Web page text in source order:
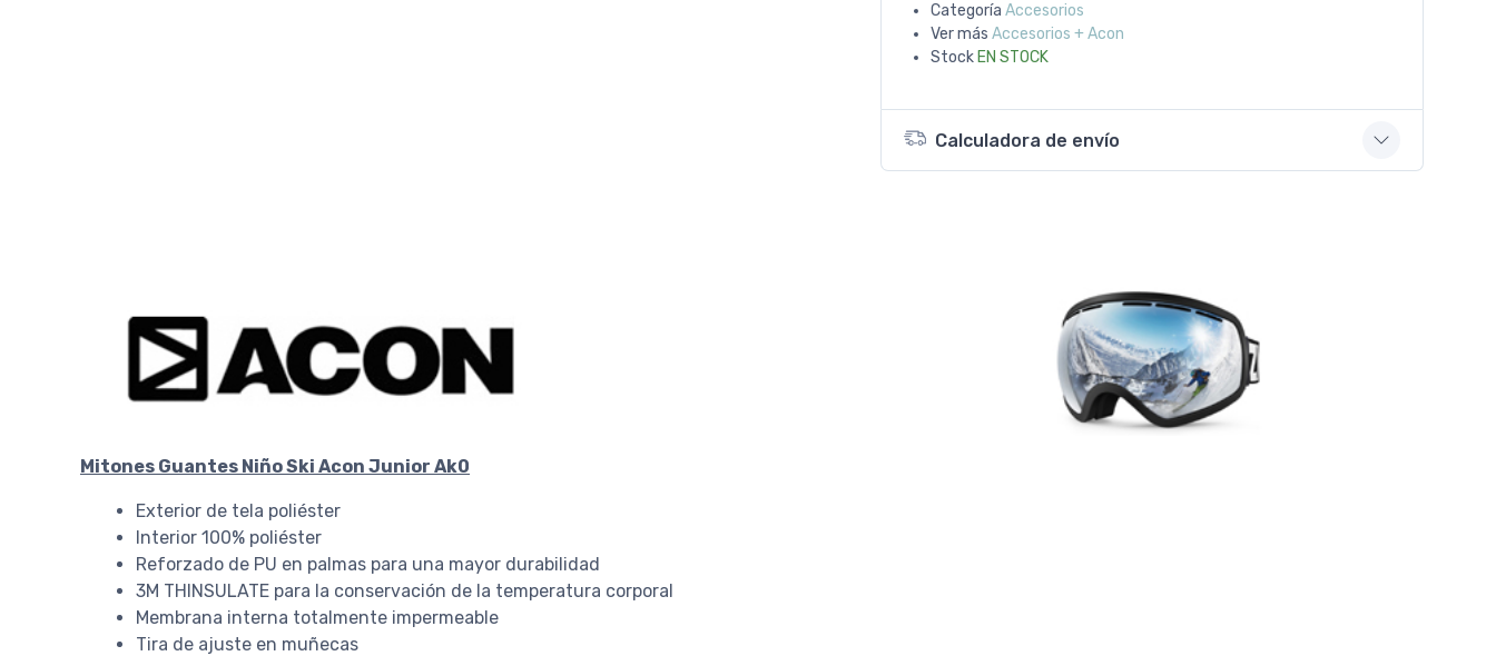
Categoría Accesorios
Ver más Accesorios + Acon
Stock EN STOCK
Calculadora de envío
Mitones Guantes Niño Ski Acon Junior Ak0
Exterior de tela poliéster
Interior 100% poliéster
Reforzado de PU en palmas para una mayor durabilidad
3M THINSULATE para la conservación de la temperatura corporal
Membrana interna totalmente impermeable
Tira de ajuste en muñecas